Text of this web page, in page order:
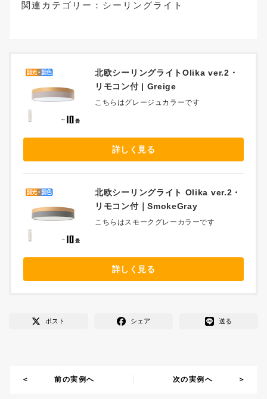
関連カテゴリー： シーリングライト
北欧シーリングライトOlika ver.2・
リモコン付 | Greige
こちらはグレージュカラーです
詳しく見る
北欧シーリングライト Olika ver.2・
リモコン付｜SmokeGray
こちらはスモークグレーカラーです
詳しく見る
ポスト シェア 送る
前の実例へ 次の実例へ